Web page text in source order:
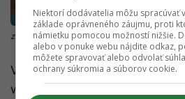
zdroj: Unsplash/ Nicotra, dera
V tomto startupe vedia, že idú
vôd. Podrobne preto skúmali,
Niektorí dodávatelia môžu spracúvať
základe oprávneného záujmu, proti
námietku pomocou možností nižšie.
alebo v ponuke webu nájdite odkaz,
môžete spravovať alebo odvolať
ochrany súkromia a súborov cookie.